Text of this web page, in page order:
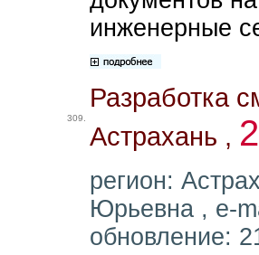
инженерные
309.
Разработка
Астрахань ,
регион:
Юрьевна , e-
обновление: